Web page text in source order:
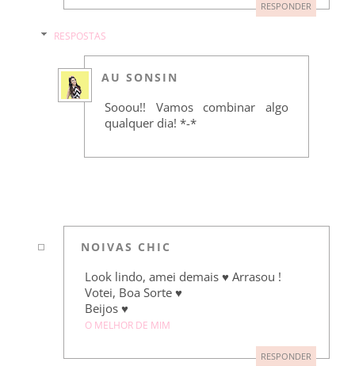
RESPONDER
RESPOSTAS
AU SONSIN
Sooou!! Vamos combinar algo
qualquer dia! *-*
NOIVAS CHIC
Look lindo, amei demais ♥ Arrasou !
Votei, Boa Sorte ♥
Beijos ♥
O MELHOR DE MIM
RESPONDER